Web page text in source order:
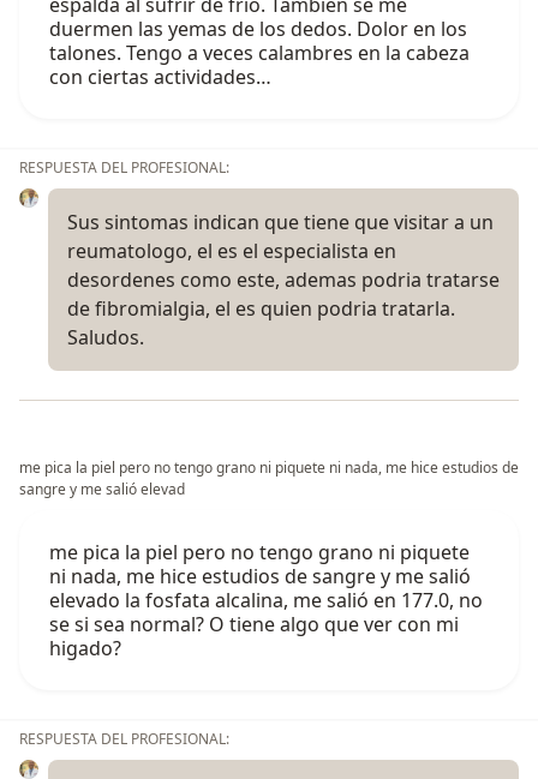
duermen las yemas de los dedos. Dolor en los
talones. Tengo a veces calambres en la cabeza
con ciertas actividades…
RESPUESTA DEL PROFESIONAL:
Sus sintomas indican que tiene que visitar a un
reumatologo, el es el especialista en
desordenes como este, ademas podria tratarse
de fibromialgia, el es quien podria tratarla.
Saludos.
me pica la piel pero no tengo grano ni piquete ni nada, me hice estudios de
sangre y me salió elevad
me pica la piel pero no tengo grano ni piquete
ni nada, me hice estudios de sangre y me salió
elevado la fosfata alcalina, me salió en 177.0, no
se si sea normal? O tiene algo que ver con mi
higado?
RESPUESTA DEL PROFESIONAL: